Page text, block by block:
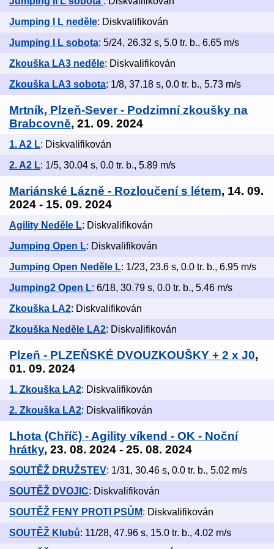
Jumping I L neděle: Diskvalifikován
Jumping I L sobota: 5/24, 26.32 s, 5.0 tr. b., 6.65 m/s
Zkouška LA3 neděle: Diskvalifikován
Zkouška LA3 sobota: 1/8, 37.18 s, 0.0 tr. b., 5.73 m/s
Mrtník, Plzeň-Sever - Podzimní zkoušky na
Brabcovně, 21. 09. 2024
1. A2 L: Diskvalifikován
2. A2 L: 1/5, 30.04 s, 0.0 tr. b., 5.89 m/s
Mariánské Lázně - Rozloučení s létem, 14. 09.
2024 - 15. 09. 2024
Agility Neděle L: Diskvalifikován
Jumping Open L: Diskvalifikován
Jumping Open Neděle L: 1/23, 23.6 s, 0.0 tr. b., 6.95 m/s
Jumping2 Open L: 6/18, 30.79 s, 0.0 tr. b., 5.46 m/s
Zkouška LA2: Diskvalifikován
Zkouška Neděle LA2: Diskvalifikován
Plzeň - PLZEŇSKÉ DVOUZKOUŠKY + 2 x J0,
01. 09. 2024
1. Zkouška LA2: Diskvalifikován
2. Zkouška LA2: Diskvalifikován
Lhota (Chříč) - Agility víkend - OK - Noční
hrátky, 23. 08. 2024 - 25. 08. 2024
SOUTĚŽ DRUŽSTEV: 1/31, 30.46 s, 0.0 tr. b., 5.02 m/s
SOUTĚŽ DVOJIC: Diskvalifikován
SOUTĚŽ FENY PROTI PSŮM: Diskvalifikován
SOUTĚŽ Klubů: 11/28, 47.96 s, 15.0 tr. b., 4.02 m/s